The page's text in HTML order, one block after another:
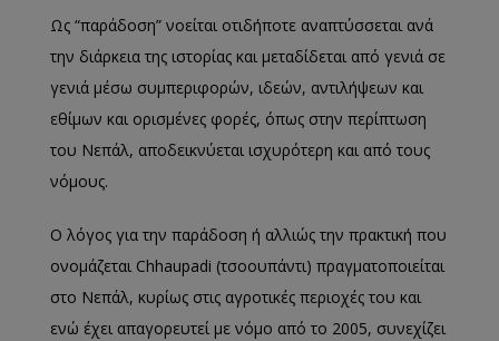
Ως “παράδοση” νοείται οτιδήποτε αναπτύσσεται ανά
την διάρκεια της ιστορίας και μεταδίδεται από γενιά σε
γενιά μέσω συμπεριφορών, ιδεών, αντιλήψεων και
εθίμων και ορισμένες φορές, όπως στην περίπτωση
του Νεπάλ, αποδεικνύεται ισχυρότερη και από τους
νόμους.
Ο λόγος για την παράδοση ή αλλιώς την πρακτική που
ονομάζεται Chhaupadi (τσοουπάντι) πραγματοποιείται
στο Νεπάλ, κυρίως στις αγροτικές περιοχές του και
ενώ έχει απαγορευτεί με νόμο από το 2005, συνεχίζει